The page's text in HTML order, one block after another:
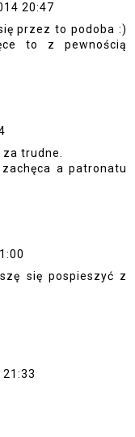
20:47
przez to podoba :)
to z pewnością
trudne.
a patronatu
się pospieszyć z